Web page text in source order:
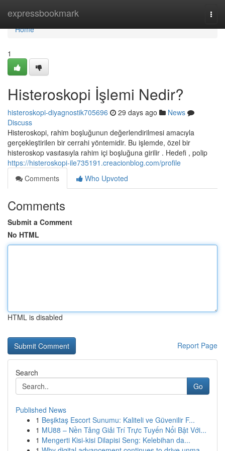
expressbookmark
Home
Home
1
Histeroskopi İşlemi Nedir?
histeroskopi-diyagnostik705696 29 days ago
News
Discuss
Histeroskopi, rahim boşluğunun değerlendirilmesi amacıyla
gerçekleştirilen bir cerrahi yöntemidir. Bu işlemde, özel bir
histeroskop vasıtasıyla rahim içi boşluğuna girilir . Hedefi , polip
https://histeroskopi-ile735191.creacionblog.com/profile
Comments
Who Upvoted
Comments
Submit a Comment
No HTML
HTML is disabled
Report Page
Search
Go
Published News
1 Beşiktaş Escort Sunumu: Kaliteli ve Güvenilir F...
1 MU88 – Nền Tảng Giải Trí Trực Tuyến Nổi Bật Với...
1 Mengerti Kisi-kisi Dilapisi Seng: Kelebihan da...